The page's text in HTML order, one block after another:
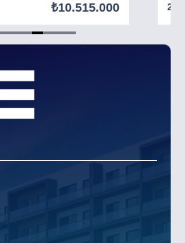
₺10.515.000
294